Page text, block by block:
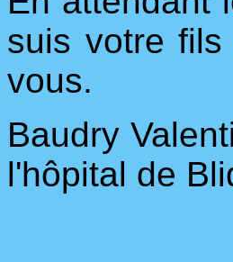
suis votre
vous.
Baudry
l'hôpital de